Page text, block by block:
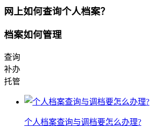
网上如何查询个人档案？
档案如何管理
查询
补办
托管
个人档案查询与调档要怎么办理?